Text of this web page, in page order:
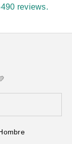
reviews.